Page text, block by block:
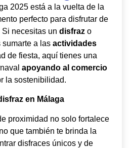
2025 está a la vuelta de la
perfecto para disfrutar de
necesitas un disfraz o
a las actividades
de fiesta, aquí tienes una
apoyando al comercio
la sostenibilidad.
en Málaga
proximidad no solo fortalece
que también te brinda la
disfraces únicos y de